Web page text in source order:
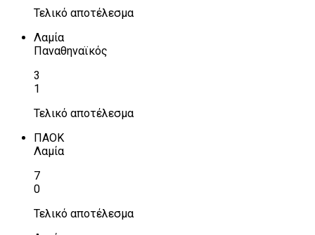
Τελικό αποτέλεσμα
Λαμία
Παναθηναϊκός
3
1
Τελικό αποτέλεσμα
ΠΑΟΚ
Λαμία
7
0
Τελικό αποτέλεσμα